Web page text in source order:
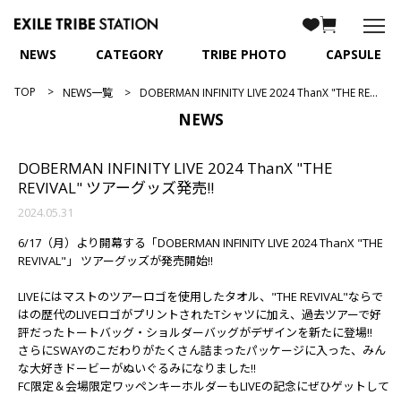
NEWS CATEGORY TRIBE PHOTO CAPSULE
TOP NEWS一覧 DOBERMAN INFINITY LIVE 2024 ThanX "THE REVIVAL" ツアーグッズ発売!!
NEWS
DOBERMAN INFINITY LIVE 2024 ThanX "THE
REVIVAL" ツアーグッズ発売!!
2024.05.31
6/17（月）より開幕する「DOBERMAN INFINITY LIVE 2024 ThanX "THE
REVIVAL"」 ツアーグッズが発売開始!!
LIVEにはマストのツアーロゴを使用したタオル、"THE REVIVAL"ならで
はの歴代のLIVEロゴがプリントされたTシャツに加え、過去ツアーで好
評だったトートバッグ・ショルダーバッグがデザインを新たに登場!!
さらにSWAYのこだわりがたくさん詰まったパッケージに入った、みん
な大好きドービーがぬいぐるみになりました!!
FC限定＆会場限定ワッペンキーホルダーもLIVEの記念にぜひゲットして